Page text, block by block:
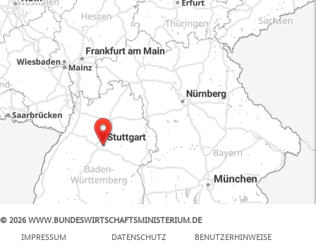
© 2026 WWW.BUNDESWIRTSCHAFTSMINISTERIUM.DE
IMPRESSUM
DATENSCHUTZ BENUTZERHINWEISE